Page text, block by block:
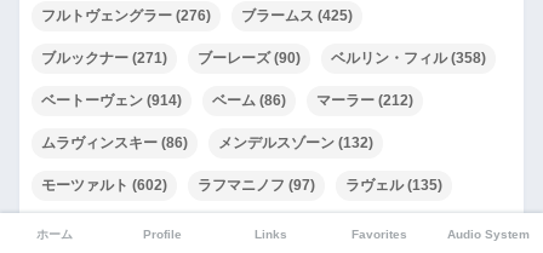
フルトヴェングラー (276) ブラームス (425)
ブルックナー (271) ブーレーズ(90) ベルリン・フィル(358)
ベートーヴェン (914) ベーム (86) マーラー (212)
ムラヴィンスキー (86) メンデルスゾーン (132)
モーツァルト (602) ラフマニノフ (97) ラヴェル(135)
リスト レニングラード・フィル ロンドン響 (141)
ホーム Profile Links Favorites Audio System